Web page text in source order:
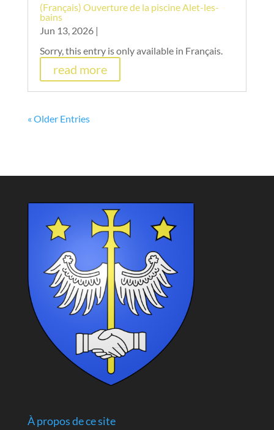
(Français) Ouverture de la piscine Alet-les-
bains
Jun 13, 2026|
Sorry, this entry is only available in Français.
read more
« Older Entries
À propos de ce site